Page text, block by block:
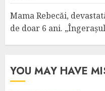
Mama Rebecăi,
de doar 6 ani.
YOU MAY HAVE